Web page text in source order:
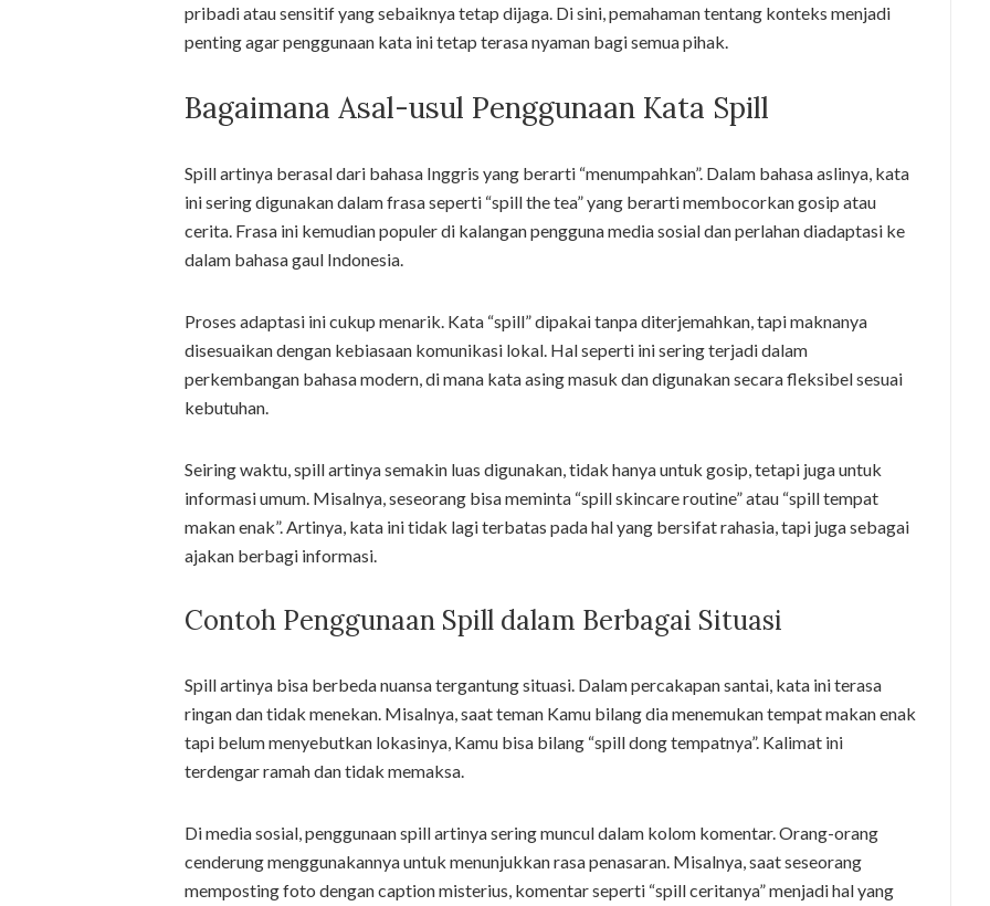
pribadi atau sensitif yang sebaiknya tetap dijaga. Di sini, pemahaman tentang konteks menjadi
penting agar penggunaan kata ini tetap terasa nyaman bagi semua pihak.
Bagaimana Asal-usul Penggunaan Kata Spill
Spill artinya berasal dari bahasa Inggris yang berarti “menumpahkan”. Dalam bahasa aslinya, kata
ini sering digunakan dalam frasa seperti “spill the tea” yang berarti membocorkan gosip atau
cerita. Frasa ini kemudian populer di kalangan pengguna media sosial dan perlahan diadaptasi ke
dalam bahasa gaul Indonesia.
Proses adaptasi ini cukup menarik. Kata “spill” dipakai tanpa diterjemahkan, tapi maknanya
disesuaikan dengan kebiasaan komunikasi lokal. Hal seperti ini sering terjadi dalam
perkembangan bahasa modern, di mana kata asing masuk dan digunakan secara fleksibel sesuai
kebutuhan.
Seiring waktu, spill artinya semakin luas digunakan, tidak hanya untuk gosip, tetapi juga untuk
informasi umum. Misalnya, seseorang bisa meminta “spill skincare routine” atau “spill tempat
makan enak”. Artinya, kata ini tidak lagi terbatas pada hal yang bersifat rahasia, tapi juga sebagai
ajakan berbagi informasi.
Contoh Penggunaan Spill dalam Berbagai Situasi
Spill artinya bisa berbeda nuansa tergantung situasi. Dalam percakapan santai, kata ini terasa
ringan dan tidak menekan. Misalnya, saat teman Kamu bilang dia menemukan tempat makan enak
tapi belum menyebutkan lokasinya, Kamu bisa bilang “spill dong tempatnya”. Kalimat ini
terdengar ramah dan tidak memaksa.
Di media sosial, penggunaan spill artinya sering muncul dalam kolom komentar. Orang-orang
cenderung menggunakannya untuk menunjukkan rasa penasaran. Misalnya, saat seseorang
memposting foto dengan caption misterius, komentar seperti “spill ceritanya” menjadi hal yang